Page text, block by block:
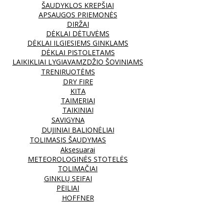
ŠAUDYKLOS KREPŠIAI
APSAUGOS PRIEMONĖS
DIRŽAI
DĖKLAI DĖTUVĖMS
DĖKLAI ILGIESIEMS GINKLAMS
DĖKLAI PISTOLETAMS
LAIKIKLIAI LYGIAVAMZDŽIO ŠOVINIAMS
TRENIRUOTĖMS
DRY FIRE
KITA
TAIMERIAI
TAIKINIAI
SAVIGYNA
DUJINIAI BALIONĖLIAI
TOLIMASIS ŠAUDYMAS
Aksesuarai
METEOROLOGINĖS STOTELĖS
TOLIMAČIAI
GINKLŲ SEIFAI
PEILIAI
HOFFNER